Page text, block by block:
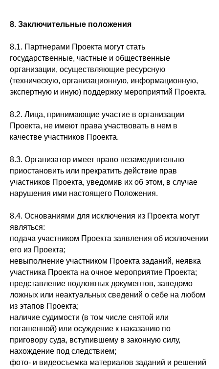
8. Заключительные положения
8.1. Партнерами Проекта могут стать
государственные, частные и общественные
организации, осуществляющие ресурсную
(техническую, организационную, информационную,
экспертную и иную) поддержку мероприятий Проекта.
8.2. Лица, принимающие участие в организации
Проекта, не имеют права участвовать в нем в
качестве участников Проекта.
8.3. Организатор имеет право незамедлительно
приостановить или прекратить действие прав
участников Проекта, уведомив их об этом, в случае
нарушения ими настоящего Положения.
8.4. Основаниями для исключения из Проекта могут
являться:
подача участником Проекта заявления об исключении
его из Проекта;
невыполнение участником Проекта заданий, неявка
участника Проекта на очное мероприятие Проекта;
представление подложных документов, заведомо
ложных или неактуальных сведений о себе на любом
из этапов Проекта;
наличие судимости (в том числе снятой или
погашенной) или осуждение к наказанию по
приговору суда, вступившему в законную силу,
нахождение под следствием;
фото- и видеосъемка материалов заданий и решений